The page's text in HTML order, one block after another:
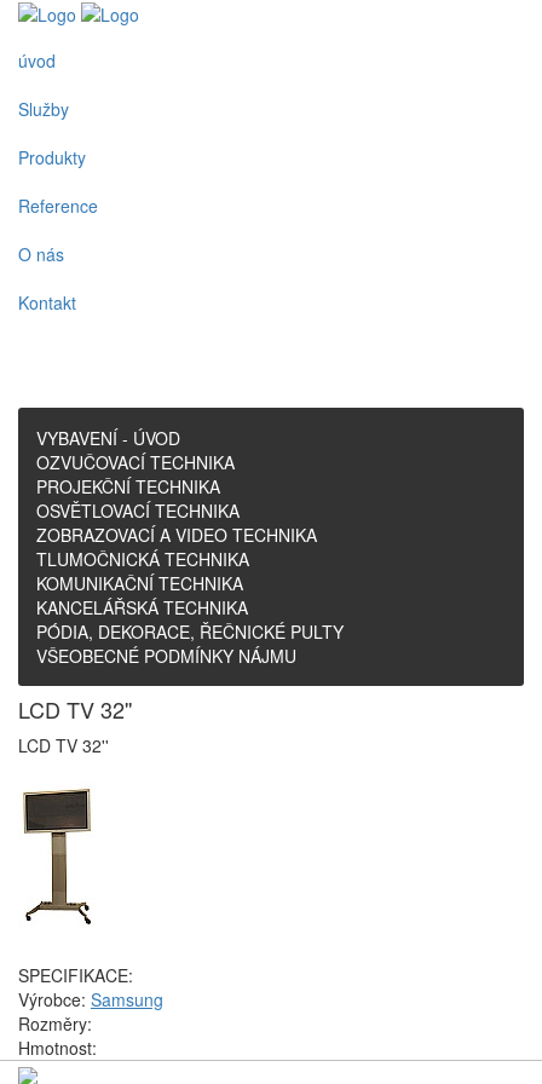
úvod
Služby
Produkty
Reference
O nás
Kontakt
VYBAVENÍ - ÚVOD
OZVUČOVACÍ TECHNIKA
PROJEKČNÍ TECHNIKA
OSVĚTLOVACÍ TECHNIKA
ZOBRAZOVACÍ A VIDEO TECHNIKA
TLUMOČNICKÁ TECHNIKA
KOMUNIKAČNÍ TECHNIKA
KANCELÁŘSKÁ TECHNIKA
PÓDIA, DEKORACE, ŘEČNICKÉ PULTY
VŠEOBECNÉ PODMÍNKY NÁJMU
LCD TV 32''
LCD TV 32''
SPECIFIKACE:
Výrobce: Samsung
Rozměry:
Hmotnost: